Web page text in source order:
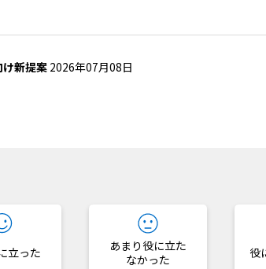
け新提案 2026年07月08日
立った
あまり役に立た
なかった
役